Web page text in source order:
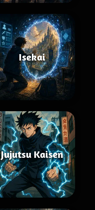
Isekai
Jujutsu Kaisen